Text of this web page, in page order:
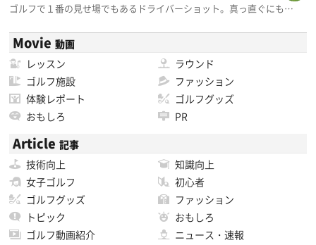
ゴルフで１番の見せ場でもあるドライバーショット。真っ直ぐにも…
Movie 動画
レッスン
ラウンド
ゴルフ施設
ファッション
体験レポート
ゴルフグッズ
おもしろ
PR
Article 記事
技術向上
知識向上
女子ゴルフ
初心者
ゴルフグッズ
ファッション
トピック
おもしろ
ゴルフ動画紹介
ニュース・速報